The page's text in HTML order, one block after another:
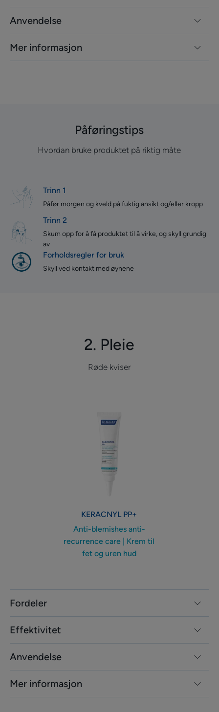
Anvendelse
Mer informasjon
Påføringstips
Hvordan bruke produktet på riktig måte
Trinn 1
Påfør morgen og kveld på fuktig ansikt og/eller kropp
Trinn 2
Skum opp for å få produktet til å virke, og skyll grundig
av
Forholdsregler for bruk
Skyll ved kontakt med øynene
2. Pleie
Røde kviser
blemishes
recurrence
care
|
og
uren
hud
KERACNYLPP+
Anti-blemishes anti-
recurrence care | Krem til
fet og uren hud
Fordeler
Effektivitet
Anvendelse
Mer informasjon